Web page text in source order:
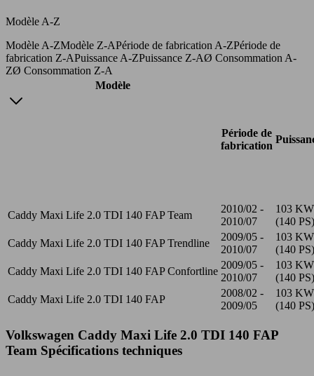
Modèle A-Z
Modèle A-ZModèle Z-APériode de fabrication A-ZPériode de
fabrication Z-APuissance A-ZPuissance Z-AØ Consommation A-
ZØ Consommation Z-A
Modèle
Période de
fabrication
Caddy Maxi Life 2.0 TDI 140 FAP Team
2010/02 -
2010/07
103 KW
(140 PS)
Caddy Maxi Life 2.0 TDI 140 FAP Trendline
2009/05 -
2010/07
103 KW
(140 PS)
Caddy Maxi Life 2.0 TDI 140 FAP Confortline
2009/05 -
2010/07
103 KW
(140 PS)
Caddy Maxi Life 2.0 TDI 140 FAP
2008/02 -
2009/05
103 KW
(140 PS)
Volkswagen Caddy Maxi Life 2.0 TDI 140 FAP
Team Spécifications techniques